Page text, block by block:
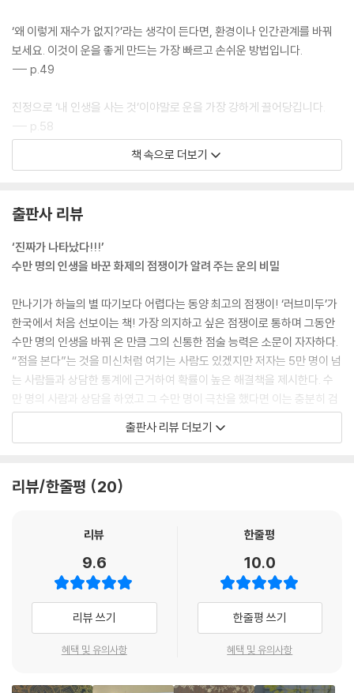
‘왜 이렇게 재수가 없지?’라는 생각이 든다면, 환경이나 인간관계를 바꿔
보세요. 이것이 운을 좋게 만드는 가장 빠르고 손쉬운 방법입니다.
--- p.49
진정으로 ‘내 인생을 사는 것’이야말로 운을 가장 강하게 끌어당깁니다.
--- p.58
현재 가장 가까이 있는 연인이나 친구, 지인들이 내 마음을 이해해 주지 않
--- p.150
책 속으로 더보기
출판사 리뷰
‘진짜가 나타났다!!!’
수만 명의 인생을 바꾼 화제의 점쟁이가 알려 주는 운의 비밀
만나기가 하늘의 별 따기보다 어렵다는 동양 최고의 점쟁이! ‘러브미두’가
한국에서 처음 선보이는 책! 가장 의지하고 싶은 점쟁이로 통하며 그동안
수만 명의 인생을 바꿔 온 만큼 그의 신통한 점술 능력은 소문이 자자하다.
“점을 본다”는 것을 미신처럼 여기는 사람도 있겠지만 저자는 5만 명이 넘
는 사람들과 상담한 통계에 근거하여 확률이 높은 해결책을 제시한다. 수
만 명의 사람과 상담을 하였고 그 수만 명이 극찬을 했다면 이는 충분히 검
증된 것이 아닌가?
별자리 점성술 등 그와 직접 만나 상담을 하는 듯 생생한 조언들이 93가지
법들을 통해 여러분의 앞날에 새로운 운의 세계를 펼쳐질 것이다. 세상에
모르면 손해인 진짜 운 사용법과 함께라면 지금보다는 더 나은 운을 가진
사람이 될 것이다.
인생을 바꾸려면 주변부터 바꿔야 한다!
운 좋은 인간관계를 만들기 위한 변화의 시작!
직장, 애인, 친구 문제로 혼자 눈물 흘리는 당신에게 저자는 말한다.
출판사 리뷰 더보기
리뷰/한줄평 20
리뷰
9.6
리뷰 쓰기
혜택 및 유의사항
한줄평
10.0
한줄평 쓰기
혜택 및 유의사항